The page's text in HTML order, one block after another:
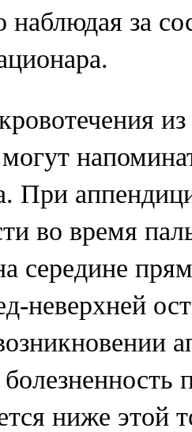
наблюдая за
из
При
во время
середине
неверхней
ниже этой